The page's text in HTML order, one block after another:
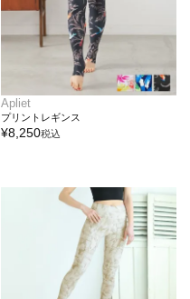
Apliet
プリントレギンス
¥8,250税込